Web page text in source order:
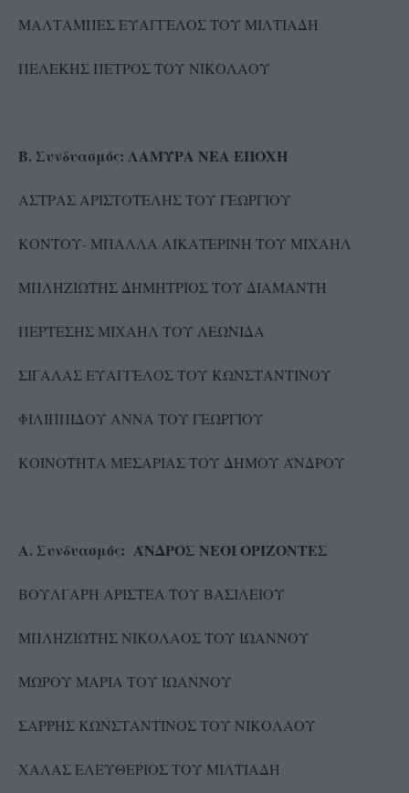
ΜΑΛΤΑΜΠΕΣ ΕΥΑΓΓΕΛΟΣ ΤΟΥ ΜΙΛΤΙΑΔΗ
ΠΕΛΕΚΗΣ ΠΕΤΡΟΣ ΤΟΥ ΝΙΚΟΛΑΟΥ
Β. Συνδυασμός: ΛΑΜΥΡΑ ΝΕΑ ΕΠΟΧΗ
ΑΣΤΡΑΣ ΑΡΙΣΤΟΤΕΛΗΣ ΤΟΥ ΓΕΩΡΓΙΟΥ
ΚΟΝΤΟΥ- ΜΠΑΛΛΑ ΑΙΚΑΤΕΡΙΝΗ ΤΟΥ ΜΙΧΑΗΛ
ΜΠΛΗΖΙΩΤΗΣ ΔΗΜΗΤΡΙΟΣ ΤΟΥ ΔΙΑΜΑΝΤΗ
ΠΕΡΤΕΣΗΣ ΜΙΧΑΗΛ ΤΟΥ ΛΕΩΝΙΔΑ
ΣΙΓΑΛΑΣ ΕΥΑΓΓΕΛΟΣ ΤΟΥ ΚΩΝΣΤΑΝΤΙΝΟΥ
ΦΙΛΙΠΠΙΔΟΥ ΑΝΝΑ ΤΟΥ ΓΕΩΡΓΙΟΥ
ΚΟΙΝΟΤΗΤΑ ΜΕΣΑΡΙΑΣ ΤΟΥ ΔΗΜΟΥ ΆΝΔΡΟΥ
Α. Συνδυασμός: ΆΝΔΡΟΣ ΝΕΟΙ ΟΡΙΖΟΝΤΕΣ
ΒΟΥΛΓΑΡΗ ΑΡΙΣΤΕΑ ΤΟΥ ΒΑΣΙΛΕΙΟΥ
ΜΠΛΗΖΙΩΤΗΣ ΝΙΚΟΛΑΟΣ ΤΟΥ ΙΩΑΝΝΟΥ
ΜΩΡΟΥ ΜΑΡΙΑ ΤΟΥ ΙΩΑΝΝΟΥ
ΣΑΡΡΗΣ ΚΩΝΣΤΑΝΤΙΝΟΣ ΤΟΥ ΝΙΚΟΛΑΟΥ
ΧΑΛΑΣ ΕΛΕΥΘΕΡΙΟΣ ΤΟΥ ΜΙΛΤΙΑΔΗ